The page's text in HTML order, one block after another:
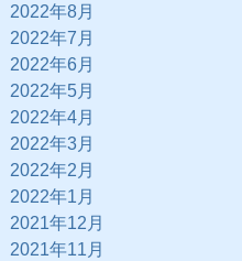
2022年8月
2022年7月
2022年6月
2022年5月
2022年4月
2022年3月
2022年2月
2022年1月
2021年12月
2021年11月